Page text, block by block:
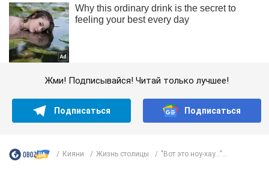
Жми! Подписывайся! Читай только лучшее!
Подписаться Подписаться
Кияни Жизнь столицы "Вот это ноу-хау…"...